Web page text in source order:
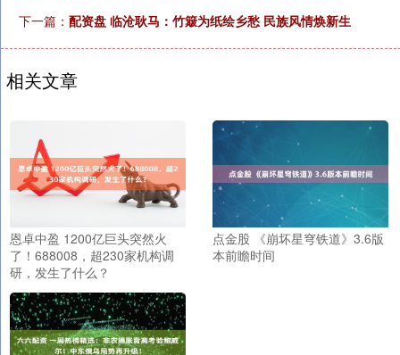
下一篇： 配资盘 临沧耿马：竹簸为纸绘乡愁 民族风情焕新生
相关文章
恩卓中盈 1200亿巨头突然火
了！688008，超230家机构调
研，发生了什么？
点金股 《崩坏星穹铁道》3.6版
本前瞻时间